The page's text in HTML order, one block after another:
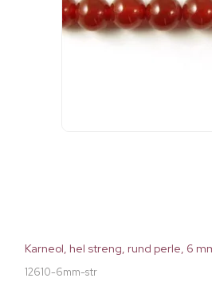
Karneol, hel streng, rund perle, 6
12610-6mm-str